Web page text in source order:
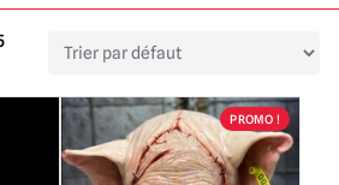
PROMO !